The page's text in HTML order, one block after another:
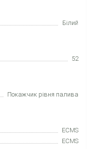
Білий
52
Покажчик рівня палива
ECMS
ECMS